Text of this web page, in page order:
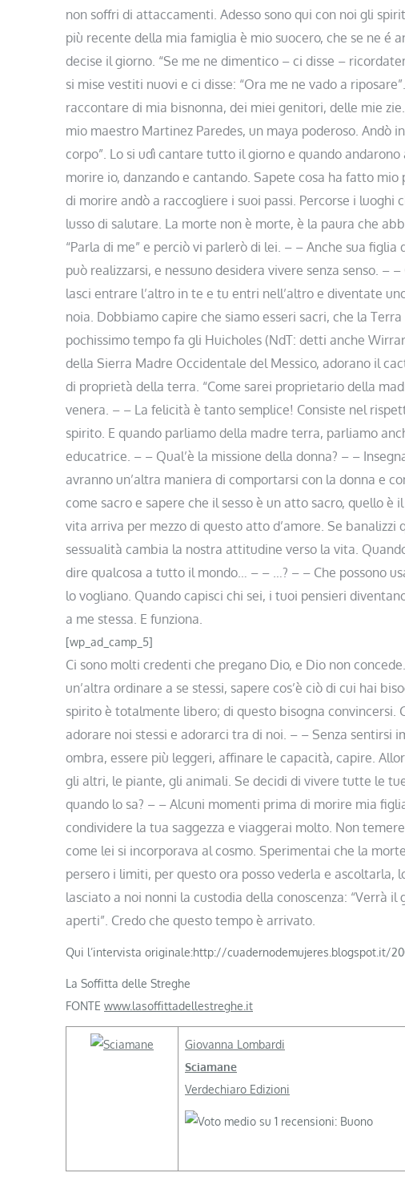
non soffri di attaccamenti. Adesso sono qui con noi gli
più recente della mia famiglia è mio suocero, che se ne é
decise il giorno. “Se me ne dimentico – ci disse –
si mise vestiti nuovi e ci disse: “Ora me ne vado a
raccontare di mia bisnonna, dei miei genitori, delle mie
mio maestro Martinez Paredes, un maya poderoso. Andò
corpo”. Lo si udì cantare tutto il giorno e quando
morire io, danzando e cantando. Sapete cosa ha fatto
di morire andò a raccogliere i suoi passi. Percorse i luoghi
lusso di salutare. La morte non è morte, è la paura che
“Parla di me” e perciò vi parlerò di lei. – – Anche sua
può realizzarsi, e nessuno desidera vivere senza senso. –
lasci entrare l’altro in te e tu entri nell’altro e diventate
noia. Dobbiamo capire che siamo esseri sacri, che la
pochissimo tempo fa gli Huicholes (NdT: detti anche
della Sierra Madre Occidentale del Messico, adorano il
di proprietà della terra. “Come sarei proprietario della
venera. – – La felicità è tanto semplice! Consiste nel
spirito. E quando parliamo della madre terra, parliamo
educatrice. – – Qual’è la missione della donna? – –
avranno un’altra maniera di comportarsi con la donna e
come sacro e sapere che il sesso è un atto sacro, quello è
vita arriva per mezzo di questo atto d’amore. Se
sessualità cambia la nostra attitudine verso la vita.
dire qualcosa a tutto il mondo… – – …? – – Che possono
lo vogliano. Quando capisci chi sei, i tuoi pensieri
a me stessa. E funziona.
[wp_ad_camp_5]
Ci sono molti credenti che pregano Dio, e Dio non
un’altra ordinare a se stessi, sapere cos’è ciò di cui hai
spirito è totalmente libero; di questo bisogna convincersi.
adorare noi stessi e adorarci tra di noi. – – Senza sentirsi
ombra, essere più leggeri, affinare le capacità, capire.
gli altri, le piante, gli animali. Se decidi di vivere tutte le
quando lo sa? – – Alcuni momenti prima di morire mia
condividere la tua saggezza e viaggerai molto. Non
come lei si incorporava al cosmo. Sperimentai che la
persero i limiti, per questo ora posso vederla e ascoltarla,
lasciato a noi nonni la custodia della conoscenza: “Verrà
aperti”. Credo che questo tempo è arrivato.
Qui l’intervista originale:http://cuadernodemujeres.blogspot.it/
La Soffitta delle Streghe
FONTE www.lasoffittadellestreghe.it
Giovanna Lombardi
Sciamane
Verdechiaro Edizioni